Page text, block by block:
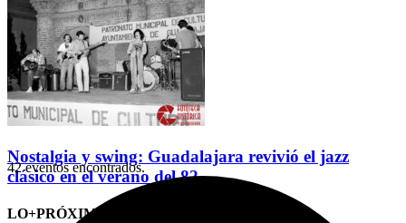
Nostalgia y swing: Guadalajara revivió el jazz
clásico en el verano del 82
LO+PRÓXIMO (CITAS)
42 eventos encontrados.